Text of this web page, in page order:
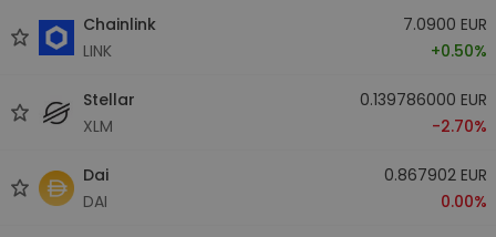
Chainlink
LINK
7.0900 EUR
+0.50%
Stellar
XLM
0.139786000 EUR
-2.70%
Dai
DAI
0.867902 EUR
0.00%